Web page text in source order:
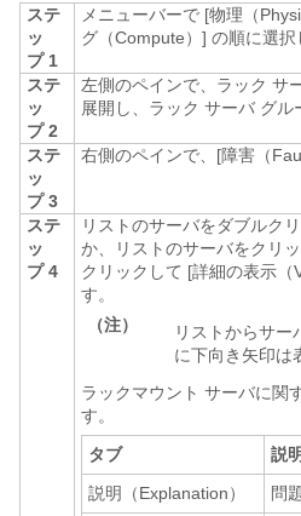
ステ
ッ
プ 1
メニューバーで [物理（
グ（Compute）] の順に選択
ステ
ッ
プ 2
左側のペインで、ラック サ
展開し、ラック サーバ グル
ステ
ッ
プ 3
右側のペインで、[障害（
ステ
ッ
プ 4
リストのサーバをダブルク
か、リストのサーバをクリ
クリックして [詳細の表示（
す。
（注）
リストからサー
に下向き矢印は
ラックマウント サーバに関
す。
タブ
説明
説明（Explanation）
問